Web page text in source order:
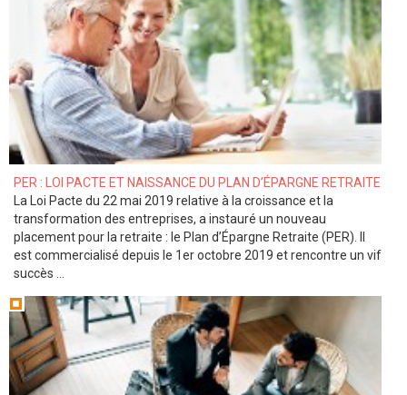
PER : LOI PACTE ET NAISSANCE DU PLAN D’ÉPARGNE RETRAITE
La Loi Pacte du 22 mai 2019 relative à la croissance et la
transformation des entreprises, a instauré un nouveau
placement pour la retraite : le Plan d’Épargne Retraite (PER). Il
est commercialisé depuis le 1er octobre 2019 et rencontre un vif
succès ...